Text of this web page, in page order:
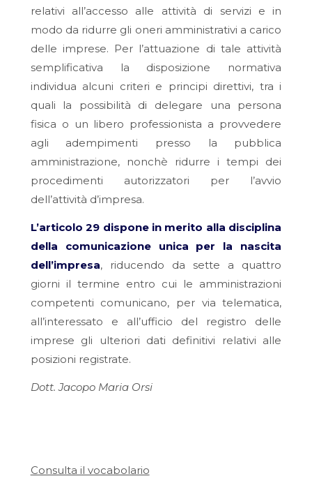
relativi all’accesso alle attività di servizi e in
modo da ridurre gli oneri amministrativi a carico
delle imprese. Per l’attuazione di tale attività
semplificativa la disposizione normativa
individua alcuni criteri e principi direttivi, tra i
quali la possibilità di delegare una persona
fisica o un libero professionista a provvedere
agli adempimenti presso la pubblica
amministrazione, nonchè ridurre i tempi dei
procedimenti autorizzatori per l’avvio
dell’attività d’impresa.
L’articolo 29 dispone in merito alla disciplina
della comunicazione unica per la nascita
dell’impresa, riducendo da sette a quattro
giorni il termine entro cui le amministrazioni
competenti comunicano, per via telematica,
all’interessato e all’ufficio del registro delle
imprese gli ulteriori dati definitivi relativi alle
posizioni registrate.
Dott. Jacopo Maria Orsi
Consulta il vocabolario